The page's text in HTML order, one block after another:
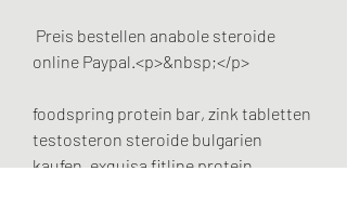
online Paypal.<p>&nbsp;</p>
foodspring protein bar, zink tabletten
testosteron steroide bulgarien
kaufen, exquisa fitline protein,